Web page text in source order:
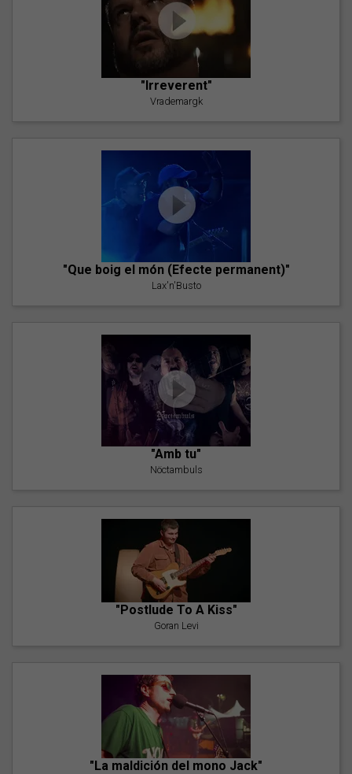
"Irreverent"
Vrademargk
"Que boig el món (Efecte permanent)"
Lax'n'Busto
"Amb tu"
Nöctambuls
"Postlude To A Kiss"
Goran Levi
"La maldición del mono Jack"